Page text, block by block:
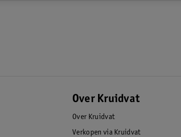
Over Kruidvat
Over Kruidvat
Verkopen via Kruidvat